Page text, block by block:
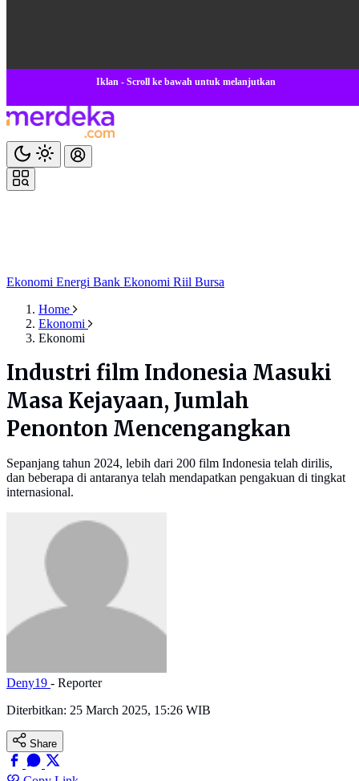
Iklan - Scroll ke bawah untuk melanjutkan
Ekonomi Energi Bank Ekonomi Riil Bursa
Home
Ekonomi
Ekonomi
Industri film Indonesia Masuki
Masa Kejayaan, Jumlah
Penonton Mencengangkan
Sepanjang tahun 2024, lebih dari 200 film Indonesia telah dirilis,
dan beberapa di antaranya telah mendapatkan pengakuan di tingkat
internasional.
Deny19 - Reporter
Diterbitkan: 25 March 2025, 15:26 WIB
Share